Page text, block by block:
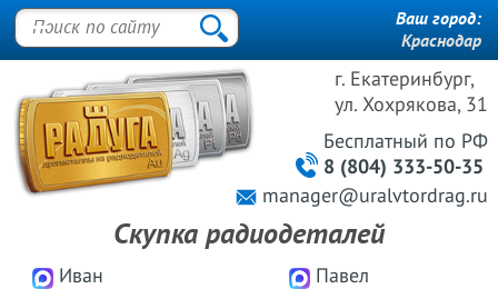
г. Екатеринбург,
ул. Хохрякова, 31
Иван
Павел
Бесплатный по РФ
8 (804) 333-50-35
manager@uralvtordrag.ru
Скупка радиодеталей
Ваш город:
Краснодар